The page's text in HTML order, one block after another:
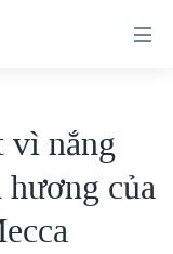
vì nắng
của